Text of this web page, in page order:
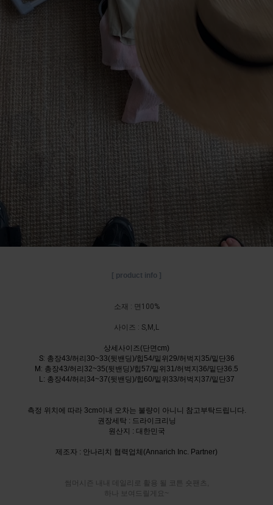
[ product info ]
소재 : 면100%
사이즈 : S,M,L
상세사이즈(단면cm)
S: 총장43/허리30~33(뒷밴딩)/힙54/밑위29/허벅지35/밑단36
M: 총장43/허리32~35(뒷밴딩)/힙57/밑위31/허벅지36/밑단36.5
L: 총장44/허리34~37(뒷밴딩)/힙60/밑위33/허벅지37/밑단37
측정 위치에 따라 3cm이내 오차는 불량이 아니니 참고부탁드립니다.
권장세탁 : 드라이크리닝
원산지 : 대한민국
제조자 : 안나리치 협력업체(Annarich Inc. Partner)
썸머시즌 내내 데일리로 활용 될 코튼 숏팬츠,
하나 보여드릴게요~